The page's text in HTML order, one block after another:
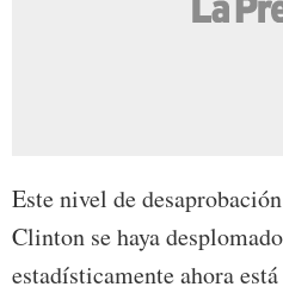
Este nivel de
Clinton se haya
estadísticamente ahora